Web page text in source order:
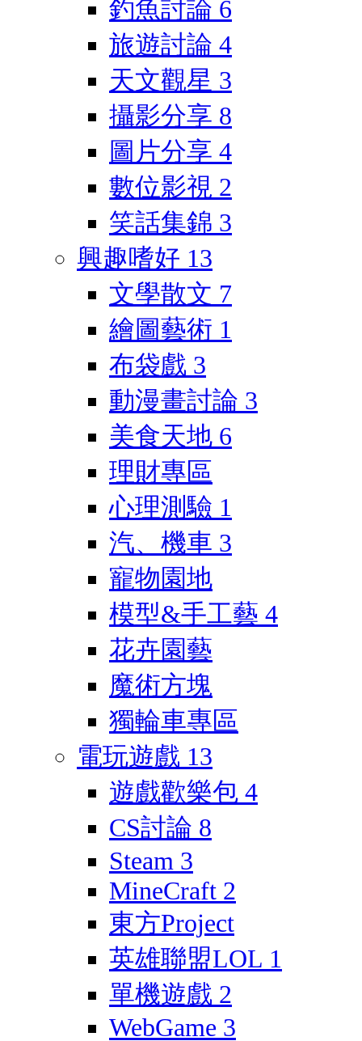
釣魚討論 6
旅遊討論 4
天文觀星 3
攝影分享 8
圖片分享 4
數位影視 2
笑話集錦 3
興趣嗜好 13
文學散文 7
繪圖藝術 1
布袋戲 3
動漫畫討論 3
美食天地 6
理財專區
心理測驗 1
汽、機車 3
寵物園地
模型&手工藝 4
花卉園藝
魔術方塊
獨輪車專區
電玩遊戲 13
遊戲歡樂包 4
CS討論 8
Steam 3
MineCraft 2
東方Project
英雄聯盟LOL 1
單機遊戲 2
WebGame 3